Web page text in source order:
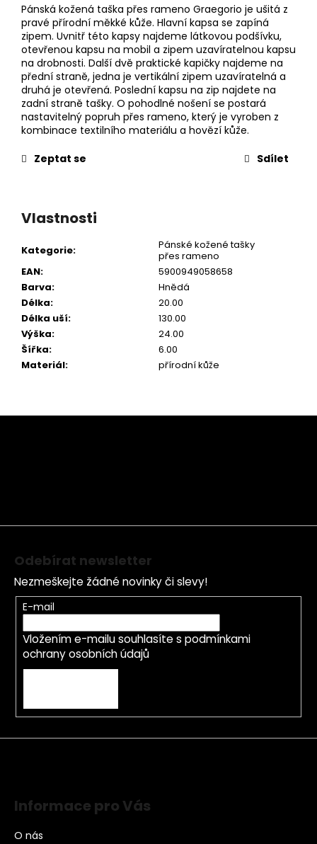
Pánská kožená taška přes rameno Graegorio je ušitá z
pravé přírodní měkké kůže. Hlavní kapsa se zapíná
zipem. Uvnitř této kapsy najdeme látkovou podšívku,
otevřenou kapsu na mobil a zipem uzavíratelnou kapsu
na drobnosti. Další dvě praktické kapičky najdeme na
přední straně, jedna je vertikální zipem uzavíratelná a
druhá je otevřená. Poslední kapsu na zip najdete na
zadní straně tašky. O pohodlné nošení se postará
nastavitelný popruh přes rameno, který je vyroben z
kombinace textilního materiálu a hovězí kůže.
Zeptat se
Sdílet
Vlastnosti
Kategorie:
Pánské kožené tašky
přes rameno
EAN:
5900949058658
Barva:
Hnědá
Délka:
20.00
Délka uší:
130.00
Výška:
24.00
Šířka:
6.00
Materiál: přírodní kůže
Odebírat newsletter
Nezmeškejte žádné novinky či slevy!
E-mail
Vložením e-mailu souhlasíte s podmínkami
ochrany osobních údajů
Informace pro Vás
O nás